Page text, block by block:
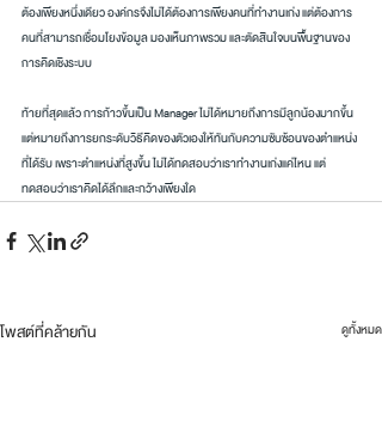
ต้องเพียงหนึ่งเดียว องค์กรจึงไม่ได้ต้องการเพียงคนที่ทำงานเก่ง แต่ต้องการ
คนที่สามารถเชื่อมโยงข้อมูล มองเห็นภาพรวม และตัดสินใจบนพื้นฐานของ
การคิดเชิงระบบ
ท้ายที่สุดแล้ว การก้าวขึ้นเป็น Manager ไม่ได้หมายถึงการมีลูกน้องมากขึ้น
แต่หมายถึงการยกระดับวิธีคิดของตัวเองให้ทันกับความซับซ้อนของตำแหน่ง
ที่ได้รับ เพราะตำแหน่งที่สูงขึ้น ไม่ได้ทดสอบว่าเราทำงานเก่งแค่ไหน แต่
ทดสอบว่าเราคิดได้ลึกและกว้างเพียงใด
โพสต์ที่คล้ายกัน ดูทั้งหมด